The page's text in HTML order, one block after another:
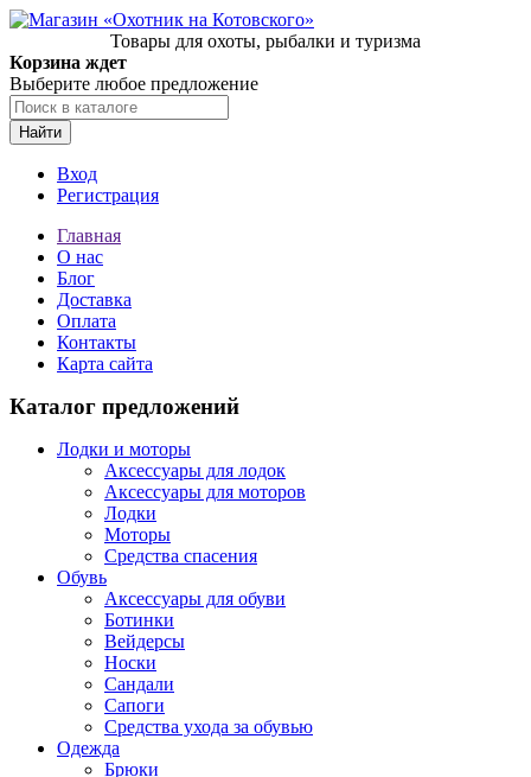
Товары для охоты, рыбалки и туризма
Корзина ждет
Выберите любое предложение
Найти
Вход
Регистрация
Главная
О нас
Блог
Доставка
Оплата
Контакты
Карта сайта
Каталог предложений
Лодки и моторы
Аксессуары для лодок
Аксессуары для моторов
Лодки
Моторы
Средства спасения
Обувь
Аксессуары для обуви
Ботинки
Вейдерсы
Носки
Сандали
Сапоги
Средства ухода за обувью
Одежда
Брюки